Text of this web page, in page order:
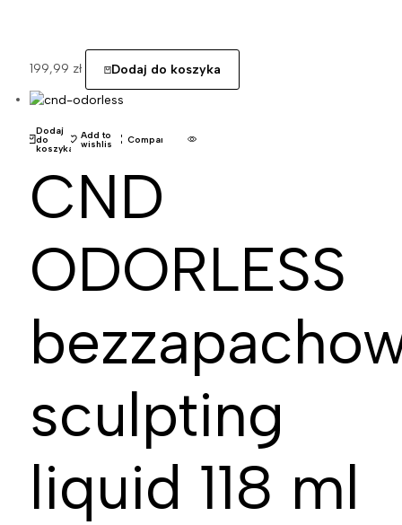
199,99 zł Dodaj do koszyka
Dodaj
do
koszyka
Add to
wishlist Compare
CND
ODORLESS
sculpting
liquid 118 ml